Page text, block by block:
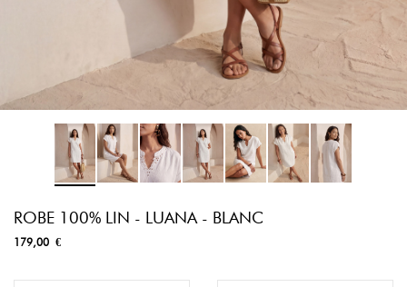
ROBE 100% LIN - LUANA - BLANC
179,00 €